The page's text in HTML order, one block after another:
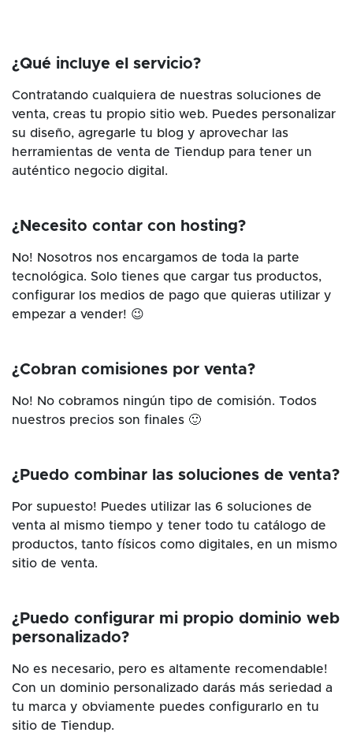
¿Qué incluye el servicio?
Contratando cualquiera de nuestras soluciones de
venta, creas tu propio sitio web. Puedes personalizar
su diseño, agregarle tu blog y aprovechar las
herramientas de venta de Tiendup para tener un
auténtico negocio digital.
¿Necesito contar con hosting?
No! Nosotros nos encargamos de toda la parte
tecnológica. Solo tienes que cargar tus productos,
configurar los medios de pago que quieras utilizar y
empezar a vender! 😉
¿Cobran comisiones por venta?
No! No cobramos ningún tipo de comisión. Todos
nuestros precios son finales 🙂
¿Puedo combinar las soluciones de venta?
Por supuesto! Puedes utilizar las 6 soluciones de
venta al mismo tiempo y tener todo tu catálogo de
productos, tanto físicos como digitales, en un mismo
sitio de venta.
¿Puedo configurar mi propio dominio web
personalizado?
No es necesario, pero es altamente recomendable!
Con un dominio personalizado darás más seriedad a
tu marca y obviamente puedes configurarlo en tu
sitio de Tiendup.